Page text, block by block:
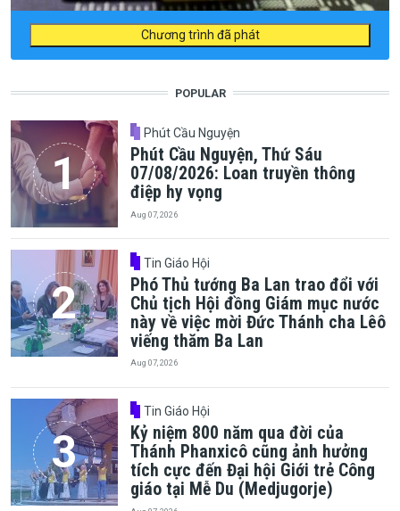
Chương trình đã phát
POPULAR
Phút Cầu Nguyện
Phút Cầu Nguyện, Thứ Sáu
07/08/2026: Loan truyền thông
điệp hy vọng
Aug 07, 2026
Tin Giáo Hội
Phó Thủ tướng Ba Lan trao đổi với
Chủ tịch Hội đồng Giám mục nước
này về việc mời Đức Thánh cha Lêô
viếng thăm Ba Lan
Aug 07, 2026
Tin Giáo Hội
Kỷ niệm 800 năm qua đời của
Thánh Phanxicô cũng ảnh hưởng
tích cực đến Đại hội Giới trẻ Công
giáo tại Mễ Du (Medjugorje)